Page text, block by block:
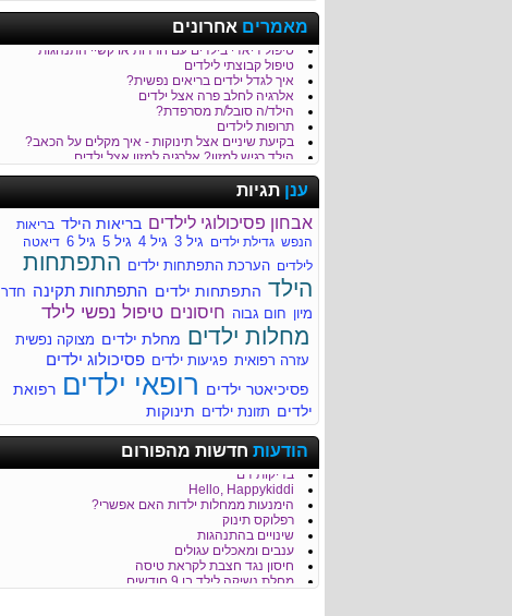
מאמרים אחרונים
כמה נקי הגן של הילד/ה שלך?
טיפול בבעיות התנהגות וכעסים של ילדים
טיפול דיאדי בילדים עם חרדות או קשיי התנהגות
טיפול קבוצתי לילדים
איך לגדל ילדים בריאים נפשית?
אלרגיה לחלב פרה אצל ילדים
הילד/ה סובל/ת מסרפדת?
תרופות לילדים
בקיעת שיניים אצל תינוקות - איך מקלים על הכאב?
הילד רגיש למזון? אלרגיה למזון אצל ילדים
לילד/ה יש קלקול קיבה?
חבלת ראש והגשת עזרה ראשונה לילד
דלקת קרום המוח Meningitis
חשוב לדעת על מיגרנות בילדים
עקיצות של חרקים - טיפול בילד לאחר עקיצה
סימפטומים נפוצים של מחלות ילדים
איך מזהים שהילד סובל מהתייבשות?
למה הילד/ה סובל/ת מהקאות?
רפואת ילדים
מחלות ילדים
מתי הילד שלך זקוק לעזרה מקצועית?
לדעת יותר על צהבת ילודים
מחלת הנשיקה (Infectious mononucleosis)
מומים מולדים - התפתחותיים ומבניים
ענן תגיות
אבחון פסיכולוגי לילדים בריאות הילד בריאות
הנפש גדילת ילדים גיל 3 גיל 4 גיל 5 גיל 6
דיאטה
לילדים הערכת התפתחות ילדים התפתחות
הילד התפתחות ילדים התפתחות תקינה חדר
מיון חום גבוה חיסונים טיפול נפשי לילד
מחלות ילדים מחלת ילדים מצוקה נפשית
עזרה רפואית פגיעות ילדים פסיכולוג ילדים
פסיכיאטר ילדים רופאי ילדים רפואת
ילדים תזונת ילדים תינוקות
הודעות חדשות מהפורום
ריור בעקבות דלקת גרון
ריור בעקבות דלקת גרון
בדיקות דם
Hello, Happykiddi
הימנעות ממחלות ילדות האם אפשרי?
רפלוקס תינוק
שינויים בהתנהגות
ענבים ומאכלים עגולים
חיסון נגד חצבת לקראת טיסה
מחלת נשיקה לילד בן 9 חודשים